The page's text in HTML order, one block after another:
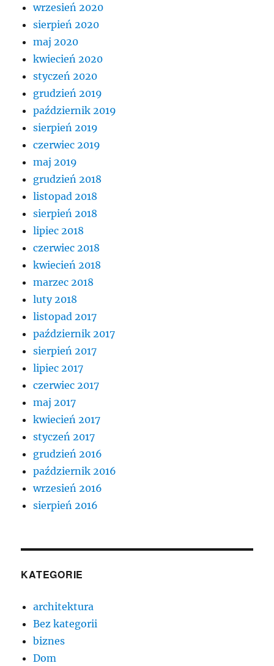
wrzesień 2020
sierpień 2020
maj 2020
kwiecień 2020
styczeń 2020
grudzień 2019
październik 2019
sierpień 2019
czerwiec 2019
maj 2019
grudzień 2018
listopad 2018
sierpień 2018
lipiec 2018
czerwiec 2018
kwiecień 2018
marzec 2018
luty 2018
listopad 2017
październik 2017
sierpień 2017
lipiec 2017
czerwiec 2017
maj 2017
kwiecień 2017
styczeń 2017
grudzień 2016
październik 2016
wrzesień 2016
sierpień 2016
KATEGORIE
architektura
Bez kategorii
biznes
Dom